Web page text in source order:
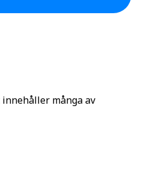
innehåller många av